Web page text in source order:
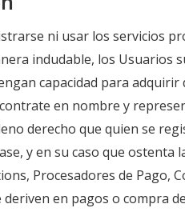
ni usar los servicios
indudable, los Usuarios
capacidad para
en nombre y
derecho que quien se
y en su caso que ostenta
Procesadores de Pago,
en pagos o compra